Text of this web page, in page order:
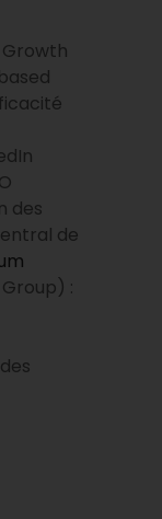
des
de
: